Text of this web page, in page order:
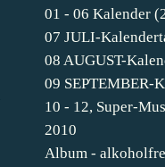
01 - 06 Kalender
07 JULI-
08 AUGUST-
09 SEPTEMBER-
10 - 12, Super-
2010
Album -